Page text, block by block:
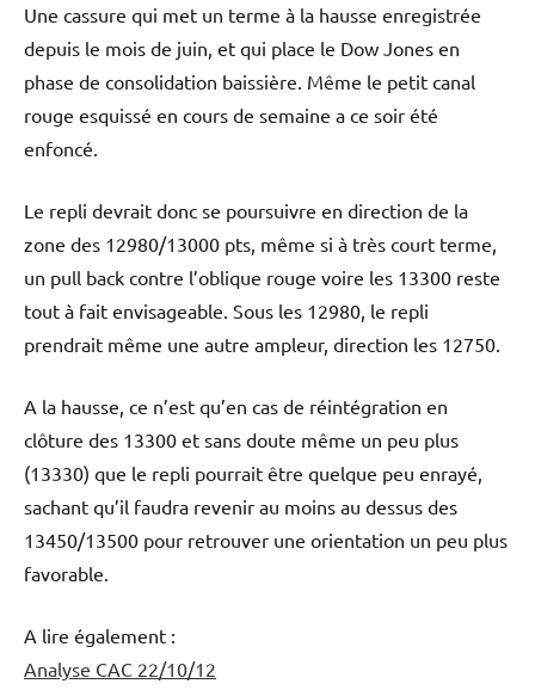
Une cassure qui met un terme à la hausse enregistrée
depuis le mois de juin, et qui place le Dow Jones en
phase de consolidation baissière. Même le petit canal
rouge esquissé en cours de semaine a ce soir été
enfoncé.
Le repli devrait donc se poursuivre en direction de la
zone des 12980/13000 pts, même si à très court terme,
un pull back contre l’oblique rouge voire les 13300 reste
tout à fait envisageable. Sous les 12980, le repli
prendrait même une autre ampleur, direction les 12750.
A la hausse, ce n’est qu’en cas de réintégration en
clôture des 13300 et sans doute même un peu plus
(13330) que le repli pourrait être quelque peu enrayé,
sachant qu’il faudra revenir au moins au dessus des
13450/13500 pour retrouver une orientation un peu plus
favorable.
A lire également :
Analyse CAC 22/10/12